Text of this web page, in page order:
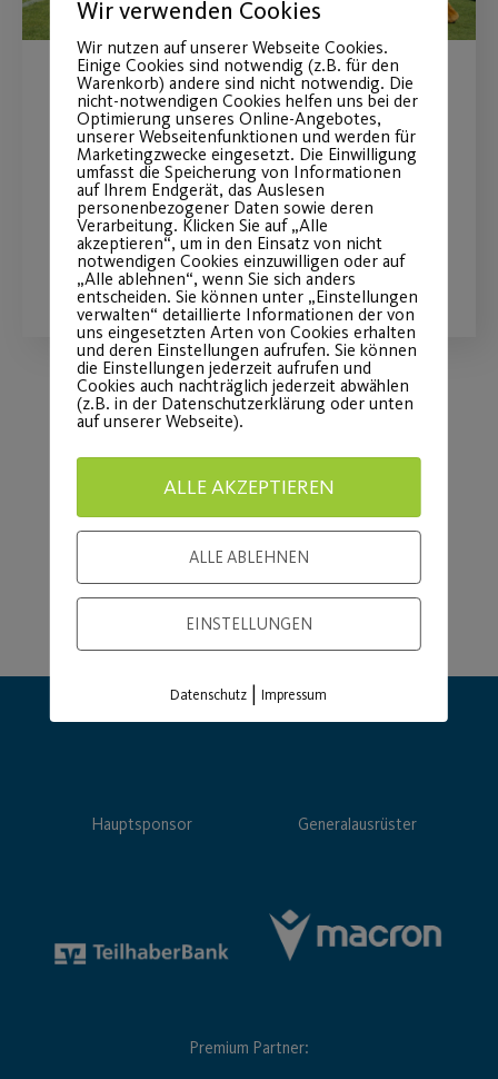
Post SV beim Bewegungstag
„Ball“
am 16.08.2026 auf der Wöhrder Wiese
WEITERLESEN
Load More
Hauptsponsor Generalausrüster
Premium Partner:
Wir verwenden Cookies
Wir nutzen auf unserer Webseite Cookies.
Einige Cookies sind notwendig (z.B. für den
Warenkorb) andere sind nicht notwendig. Die
nicht-notwendigen Cookies helfen uns bei der
Optimierung unseres Online-Angebotes,
unserer Webseitenfunktionen und werden für
Marketingzwecke eingesetzt. Die Einwilligung
umfasst die Speicherung von Informationen
auf Ihrem Endgerät, das Auslesen
personenbezogener Daten sowie deren
Verarbeitung. Klicken Sie auf „Alle
akzeptieren“, um in den Einsatz von nicht
notwendigen Cookies einzuwilligen oder auf
„Alle ablehnen“, wenn Sie sich anders
entscheiden. Sie können unter „Einstellungen
verwalten“ detaillierte Informationen der von
uns eingesetzten Arten von Cookies erhalten
und deren Einstellungen aufrufen. Sie können
die Einstellungen jederzeit aufrufen und
Cookies auch nachträglich jederzeit abwählen
(z.B. in der Datenschutzerklärung oder unten
auf unserer Webseite).
ALLE AKZEPTIEREN
ALLE ABLEHNEN
EINSTELLUNGEN
Datenschutz |Impressum